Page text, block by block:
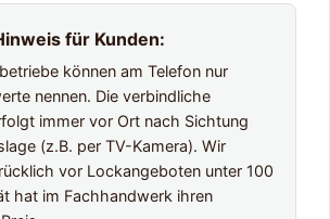
für Kunden:
können am Telefon nur
nennen. Die verbindliche
immer vor Ort nach Sichtung
(z.B. per TV-Kamera). Wir
vor Lockangeboten unter 100
hat im Fachhandwerk ihren